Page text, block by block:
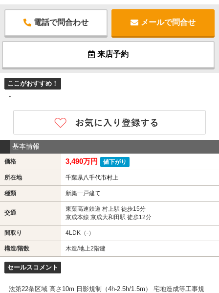
電話で問合わせ メールで問合せ
来店予約
ここがおすすめ！
-
基本情報
価格 3,490万円 値下がり
所在地 千葉県八千代市村上
種類 新築一戸建て
交通
東葉高速鉄道 村上駅 徒歩15分
京成本線 京成大和田駅 徒歩12分
間取り 4LDK（-）
構造/階数 木造/地上2階建
セールスコメント
法第22条区域 高さ10m 日影規制（4h-2.5h/1.5m） 宅地造成等工事規